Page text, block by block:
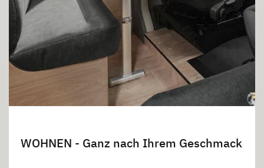
WOHNEN - Ganz nach Ihrem Geschmack